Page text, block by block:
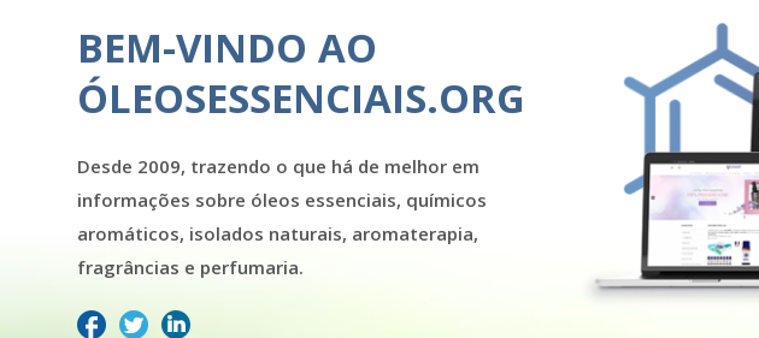
BEM-VINDO AO
ÓLEOSESSENCIAIS.ORG
Desde 2009, trazendo o que há de melhor em
informações sobre óleos essenciais, químicos
aromáticos, isolados naturais, aromaterapia,
fragrâncias e perfumaria.